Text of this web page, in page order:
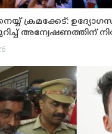
ക്രമക്കേട്:
അന്വേഷണത്തിന്